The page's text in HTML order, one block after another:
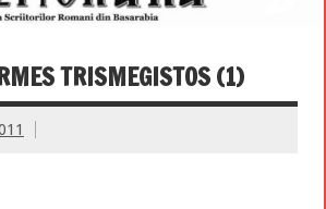
TRISMEGISTOS (1)